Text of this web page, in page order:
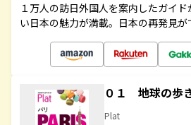
１万人の訪日外国人を案内したガイ
い日本の魅力が満載。日本の再発見が
０１ 地球の歩
Plat